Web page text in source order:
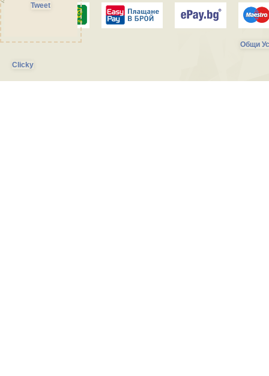
Общи
Clicky
Tweet